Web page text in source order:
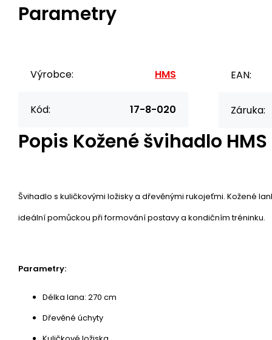
Parametry
Výrobce: HMS
Kód: 17-8-020
EAN:
Záruka:
Popis Kožené švihadlo HMS
Švihadlo s kuličkovými ložisky a dřevěnými rukojeťmi. Kožené
ideální pomůckou při formování postavy a kondičním tréninku.
Parametry:
Délka lana: 270 cm
Dřevěné úchyty